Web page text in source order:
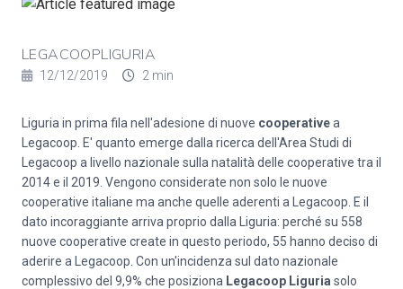
LEGACOOPLIGURIA
12/12/2019 2 min
Liguria in prima fila nell'adesione di nuove cooperativea
Legacoop. E' quanto emerge dalla ricerca dell'Area Studi di
Legacoop a livello nazionale sulla natalità delle cooperative tra il
2014 e il 2019. Vengono considerate non solo le nuove
cooperative italiane ma anche quelle aderenti a Legacoop. E il
dato incoraggiante arriva proprio dalla Liguria: perché su 558
nuove cooperative create in questo periodo, 55 hanno deciso di
aderire a Legacoop. Con un'incidenza sul dato nazionale
complessivo del 9,9% che posiziona Legacoop Liguria solo